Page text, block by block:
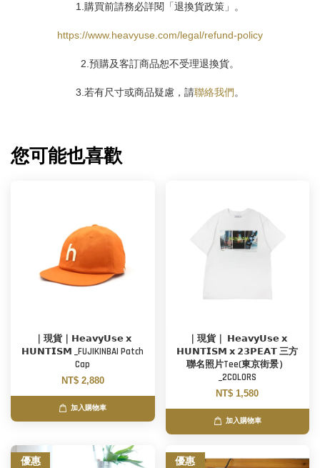
1.購買前請務必詳閱「退換貨政策」。
https://www.heavyuse.com/legal/refund-policy
2.預購及客訂商品恕不受理退換貨。
3.若有尺寸或商品疑慮，請聯絡我們。
您可能也喜歡
｜現貨｜𝗛𝗲𝗮𝘃𝘆𝗨𝘀𝗲 𝘅
𝗛𝗨𝗡𝗧𝗜𝗦𝗠 _FUJIKINBAI Patch
Cap
NT$ 2,880
加入購物車
｜現貨｜ 𝗛𝗲𝗮𝘃𝘆𝗨𝘀𝗲 𝘅
𝗛𝗨𝗡𝗧𝗜𝗦𝗠 𝘅 𝟮𝟯𝗣𝗘𝗔𝗧 三方
聯名照片Tee(東京街景）
_2COLORS
NT$ 1,580
加入購物車
優惠 優惠